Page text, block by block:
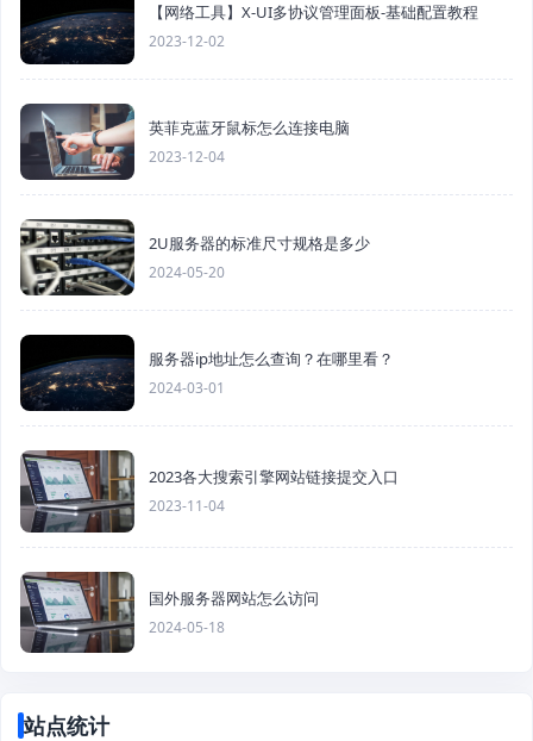
【网络工具】X-UI多协议管理面板-基础配置教程
2023-12-02
英菲克蓝牙鼠标怎么连接电脑
2023-12-04
2U服务器的标准尺寸规格是多少
2024-05-20
服务器ip地址怎么查询？在哪里看？
2024-03-01
2023各大搜索引擎网站链接提交入口
2023-11-04
国外服务器网站怎么访问
2024-05-18
站点统计